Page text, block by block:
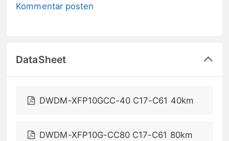
Kommentar posten
DataSheet
DWDM-XFP10GCC-40 C17-C61 40km
DWDM-XFP10G-CC80 C17-C61 80km